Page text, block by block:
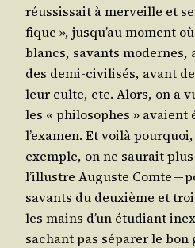
réus­sis­sait à mer­veille et
fique », jusqu’au moment
blancs, savants
des demi-civi­li­sés, avant
leur culte, etc. Alors, on a
les « phi­lo­sophes »
l’examen. Et voi­là
exemple, on ne sau­rait
l’illustre Auguste Comte —
savants du deuxième et
les mains d’un étu­diant
sachant pas sépa­rer le bon